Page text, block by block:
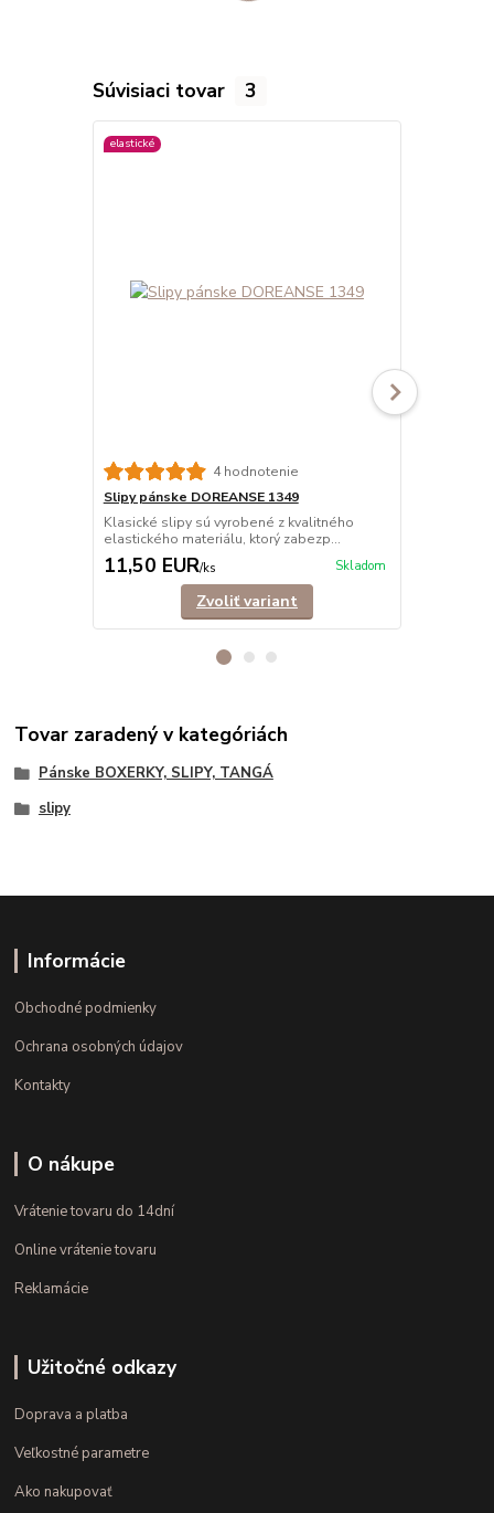
Súvisiaci tovar 3
elastické
4 hodnotenie
Slipy pánske DOREANSE 1349
Klasické slipy sú vyrobené z kvalitného
elastického materiálu, ktorý zabezp...
11,50 EUR/ks Skladom
Zvoliť variant
Tovar zaradený v kategóriách
Pánske BOXERKY, SLIPY, TANGÁ
slipy
Informácie
Obchodné podmienky
Ochrana osobných údajov
Kontakty
O nákupe
Vrátenie tovaru do 14dní
Online vrátenie tovaru
Reklamácie
Užitočné odkazy
Doprava a platba
Veľkostné parametre
Ako nakupovať